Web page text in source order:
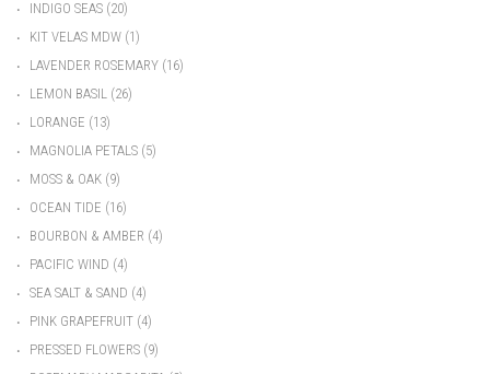
• INDIGO SEAS (20)
• KIT VELAS MDW (1)
• LAVENDER ROSEMARY (16)
• LEMON BASIL (26)
• LORANGE (13)
• MAGNOLIA PETALS (5)
• MOSS & OAK (9)
• OCEAN TIDE (16)
• BOURBON & AMBER (4)
• PACIFIC WIND (4)
• SEA SALT & SAND (4)
• PINK GRAPEFRUIT (4)
• PRESSED FLOWERS (9)